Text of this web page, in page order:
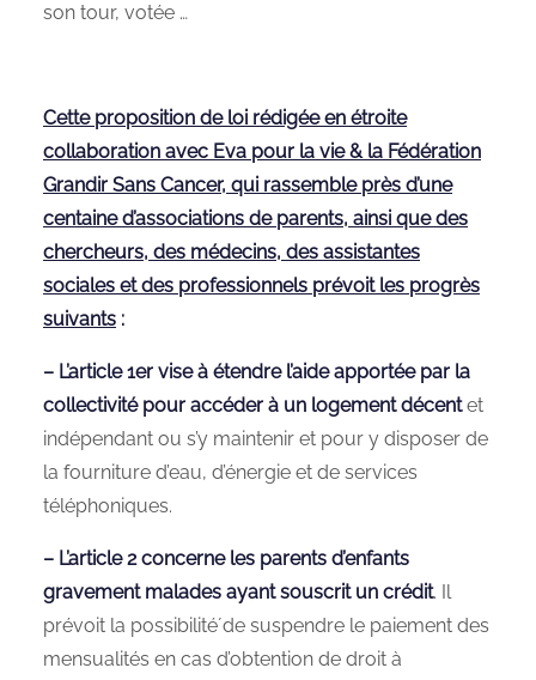
son tour, votée …
Cette proposition de loi rédigée en étroite
collaboration avec Eva pour la vie & la Fédération
Grandir Sans Cancer, qui rassemble près d’une
centaine d’associations de parents, ainsi que des
chercheurs, des médecins, des assistantes
sociales et des professionnels prévoit les progrès
suivants :
– L’article 1er vise à étendre l’aide apportée par la
collectivité pour accéder à un logement décentet
indépendant ou s’y maintenir et pour y disposer de
la fourniture d’eau, d’énergie et de services
téléphoniques.
– L’article 2 concerne les parents d’enfants
gravement malades ayant souscrit un crédit. Il
prévoit la possibilité́ de suspendre le paiement des
mensualités en cas d’obtention de droit à